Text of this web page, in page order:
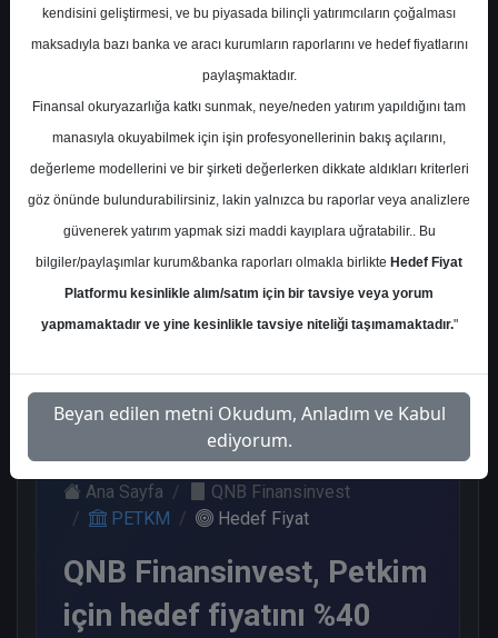
En Yüksek Tahmin 26,00 ₺
Ortalama Fiyat Tahmini 20,31 ₺
Ortalama Getiri Potansiyeli %9.69
Kurum Sayısı
10
Sat
3
Tut
3
End.
Get.
1
Endeks
Get.
1
Nötr
2
Perşembe, 30 Kasım 2023
Ana Sayfa
QNB Finansinvest
PETKM
Hedef Fiyat
QNB Finansinvest, Petkim
için hedef fiyatını %40
kendisini geliştirmesi, ve bu piyasada bilinçli yatırımcıların çoğalması
maksadıyla bazı banka ve aracı kurumların raporlarını ve hedef fiyatlarını
paylaşmaktadır.
Finansal okuryazarlığa katkı sunmak, neye/neden yatırım yapıldığını tam
manasıyla okuyabilmek için işin profesyonellerinin bakış açılarını,
değerleme modellerini ve bir şirketi değerlerken dikkate aldıkları kriterleri
göz önünde bulundurabilirsiniz, lakin yalnızca bu raporlar veya analizlere
güvenerek yatırım yapmak sizi maddi kayıplara uğratabilir.. Bu
bilgiler/paylaşımlar kurum&banka raporları olmakla birlikte Hedef Fiyat
Platformu kesinlikle alım/satım için bir tavsiye veya yorum
yapmamaktadır ve yine kesinlikle tavsiye niteliği taşımamaktadır."
Beyan edilen metni Okudum, Anladım ve Kabul
ediyorum.